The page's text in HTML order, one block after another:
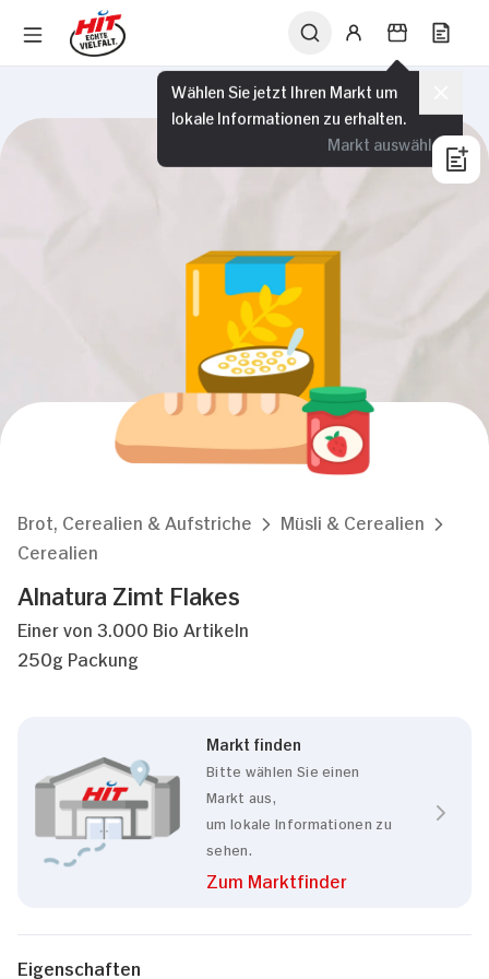
Wählen Sie jetzt Ihren Markt um
lokale Informationen zu erhalten.
Markt auswählen
Brot, Cerealien & Aufstriche
Müsli & Cerealien
Cerealien
Alnatura Zimt Flakes
Einer von 3.000 Bio Artikeln
250g Packung
Markt finden
Bitte wählen Sie einen
Markt aus,
um lokale Informationen zu
sehen.
Zum Marktfinder
Eigenschaften